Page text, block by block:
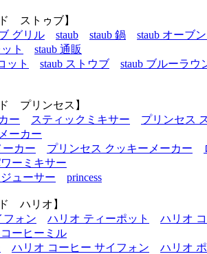
ストゥブ】
グリル staub staub 鍋
staub オーブ
ト
staub 通販
ット
staub ストウブ
staub ブルーラウ
プリンセス】
ー
スティックミキサー
プリンセス
ーカー
ーカー
プリンセス クッキーメーカー
ーミキサー
ューサー
princess
ハリオ】
フォン ハリオ ティーポット
ハリオ
ーヒーミル
ハリオ コーヒー サイフォン
ハリオ